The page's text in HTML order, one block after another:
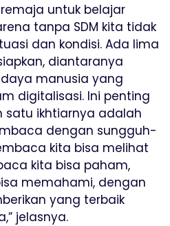
untuk belajar
tanpa SDM kita tidak
dan kondisi. Ada lima
diantaranya
manusia yang
digitalisasi. Ini penting
satu ikhtiarnya adalah
dengan sungguh-
kita bisa melihat
kita bisa paham,
memahami, dengan
yang terbaik
jelasnya.